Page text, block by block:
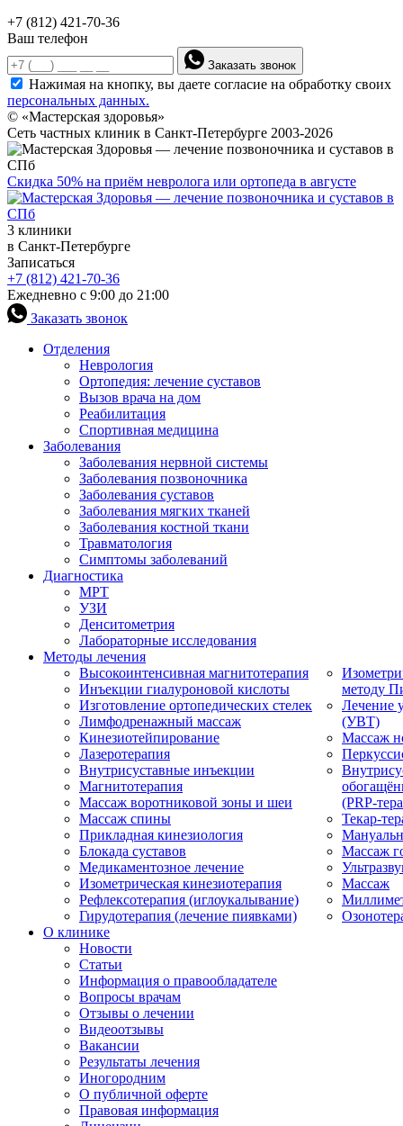
+7 (812) 421-70-36
Ваш телефон
Заказать звонок
Нажимая на кнопку, вы даете согласие на обработку своих
персональных данных.
© «Мастерская здоровья»
Сеть частных клиник в Санкт-Петербурге 2003-2026
Скидка 50% на приём невролога или ортопеда в августе
3 клиники
в Санкт-Петербурге
Записаться
+7 (812) 421-70-36
Ежедневно с 9:00 до 21:00
Заказать звонок
Отделения
Неврология
Ортопедия: лечение суставов
Вызов врача на дом
Реабилитация
Спортивная медицина
Заболевания
Заболевания нервной системы
Заболевания позвоночника
Заболевания суставов
Заболевания мягких тканей
Заболевания костной ткани
Травматология
Симптомы заболеваний
Диагностика
МРТ
УЗИ
Денситометрия
Лабораторные исследования
Методы лечения
Высокоинтенсивная магнитотерапия
Инъекции гиалуроновой кислоты
Изготовление ортопедических стелек
Лимфодренажный массаж
Кинезиотейпирование
Лазеротерапия
Внутрисуставные инъекции
Магнитотерапия
Массаж воротниковой зоны и шеи
Массаж спины
Прикладная кинезиология
Блокада суставов
Медикаментозное лечение
Изометрическая кинезиотерапия
Рефлексотерапия (иглоукалывание)
Гирудотерапия (лечение пиявками)
методу
Лечение
(УВТ)
Массаж
(PRP-
Текар-
Массаж
Массаж
О клинике
Новости
Статьи
Информация о правообладателе
Вопросы врачам
Отзывы о лечении
Видеоотзывы
Вакансии
Результаты лечения
Иногородним
О публичной оферте
Правовая информация